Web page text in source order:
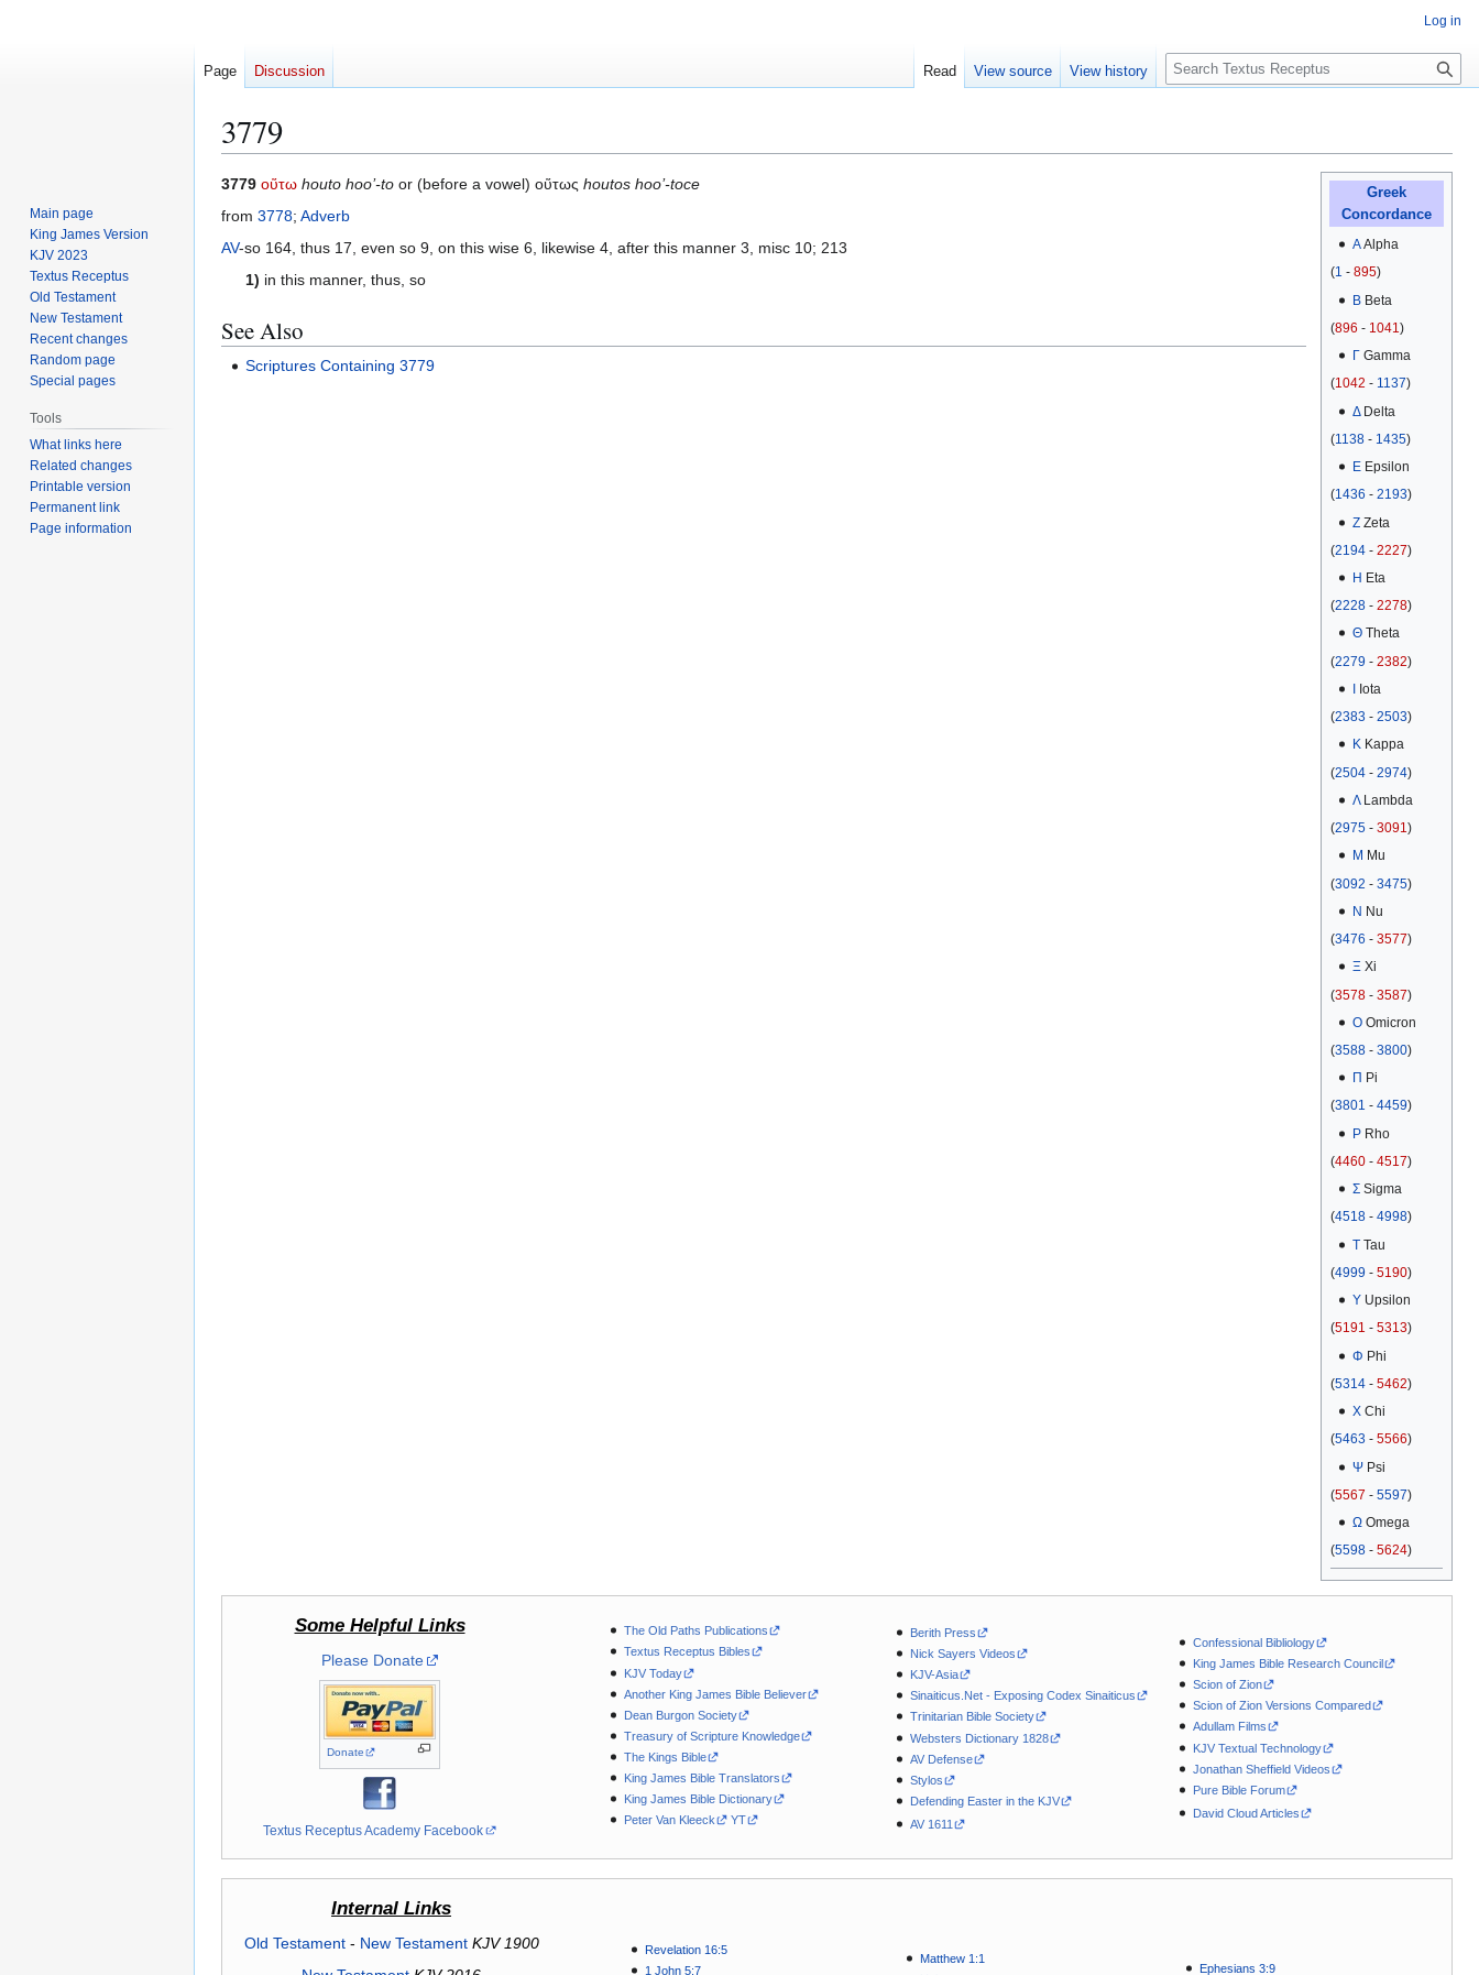
3779
Jump
to
Jump
to
Greek
Concordance
ΑAlpha
(1 - 895)
ΒBeta
(896 - 1041)
ΓGamma
(1042 - 1137)
ΔDelta
(1138 - 1435)
ΕEpsilon
(1436 - 2193)
ΖZeta
(2194 - 2227)
Η Eta
(2228 - 2278)
ΘTheta
(2279 - 2382)
Iota
(2383 - 2503)
ΚKappa
(2504 - 2974)
ΛLambda
(2975 - 3091)
Μ Mu
(3092 - 3475)
Ν Nu
(3476 - 3577)
ΞXi
(3578 - 3587)
ΟOmicron
(3588 - 3800)
Π Pi
(3801 - 4459)
ΡRho
(4460 - 4517)
ΣSigma
(4518 - 4998)
ΤTau
(4999 - 5190)
ΥUpsilon
(5191 - 5313)
Φ Phi
(5314 - 5462)
ΧChi
(5463 - 5566)
ΨPsi
(5567 - 5597)
ΩOmega
(5598 - 5624)
3779 οὕτω houto hoo’-to or (before a vowel) οὕτως houtos hoo’-toce
from 3778; Adverb
AV-so 164, thus 17, even so 9, on this wise 6, likewise 4, after this manner 3, misc 10; 213
1) in this manner, thus, so
See Also
Scriptures Containing 3779
Some Helpful Links
Please Donate
Donate
Textus Receptus Academy Facebook
The Old Paths Publications
Textus Receptus Bibles
KJV Today
Another King James Bible Believer
Dean Burgon Society
Treasury of Scripture Knowledge
The Kings Bible
King James Bible Translators
King James Bible Dictionary
Peter Van Kleeck
YT
Berith Press
Nick Sayers Videos
KJV-Asia
Sinaiticus.Net - Exposing Codex Sinaiticus
Trinitarian Bible Society
Websters Dictionary 1828
AV Defense
Stylos
Defending Easter in the KJV
AV 1611
Confessional Bibliology
King James Bible Research Council
Scion of Zion
Scion of Zion Versions Compared
Adullam Films
KJV Textual Technology
Jonathan Sheffield Videos
Pure Bible Forum
David Cloud Articles
Internal Links
Old Testament- New Testament KJV 1900
Revelation 16:5
1 John 5:7
Matthew 1:1
Ephesians 3:9
Log in
Page Discussion Read View source View history
S
e
c
Main page
King James Version
KJV 2023
Textus Receptus
Old Testament
New Testament
Recent changes
Random page
Special pages
Tools
What links here
Related changes
Printable version
Permanent link
Page information